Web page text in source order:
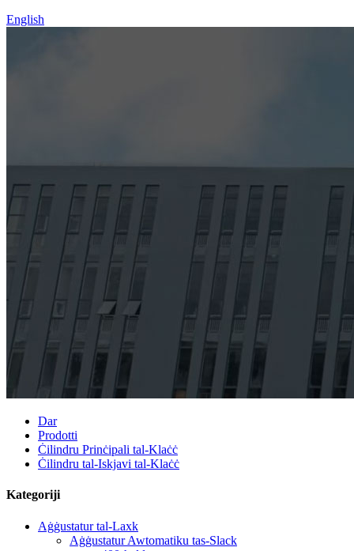
English
Dar
Prodotti
Ċilindru Prinċipali tal-Klaċċ
Ċilindru tal-Iskjavi tal-Klaċċ
Kategoriji
Aġġustatur tal-Laxk
Aġġustatur Awtomatiku tas-Slack